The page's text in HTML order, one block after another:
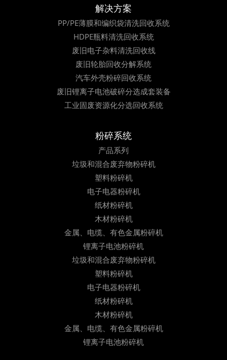
解决方案
PP/PE薄膜和编织袋清洗回收系统
HDPE瓶料清洗回收系统
废旧电子杂料清洗回收线
废旧轮胎回收分解系统
汽车外壳粉碎回收系统
废旧锂离子电池破碎分选成套装备
工业固废资源化分选回收系统
粉碎系统
产品系列
垃圾和混合废弃物粉碎机
塑料粉碎机
电子电器粉碎机
纸材粉碎机
木材粉碎机
金属、电缆、有色金属粉碎机
锂离子电池粉碎机
垃圾和混合废弃物粉碎机
塑料粉碎机
电子电器粉碎机
纸材粉碎机
木材粉碎机
金属、电缆、有色金属粉碎机
锂离子电池粉碎机